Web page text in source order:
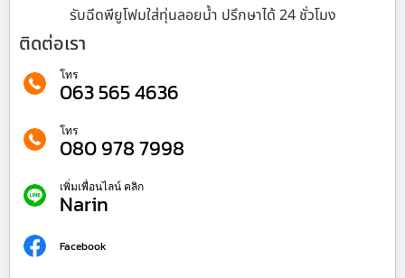
รับฉีดพียูโฟมใส่ทุ่นลอยน้ำ ปรึกษาได้ 24 ชั่วโมง
ติดต่อเรา
โทร
063 565 4636
โทร
080 978 7998
เพิ่มเพื่อนไลน์ คลิก
Narin
Facebook